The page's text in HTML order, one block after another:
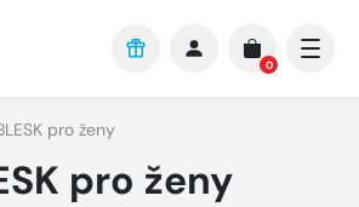
0
pro ženy
pro ženy